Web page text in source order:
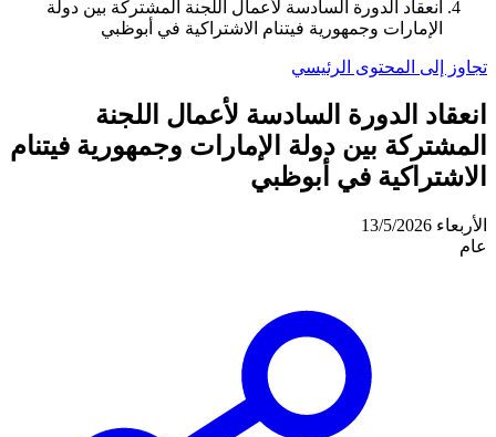
انعقاد الدورة السادسة لأعمال اللجنة المشتركة بين دولة
الإمارات وجمهورية فيتنام الاشتراكية في أبوظبي
تجاوز إلى المحتوى الرئيسي
انعقاد الدورة السادسة لأعمال اللجنة
المشتركة بين دولة الإمارات وجمهورية فيتنام
الاشتراكية في أبوظبي
الأربعاء 13/5/2026
عام